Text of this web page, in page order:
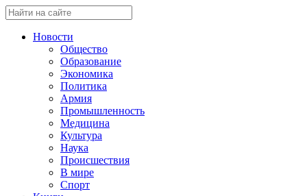
Новости
Общество
Образование
Экономика
Политика
Армия
Промышленность
Медицина
Культура
Наука
Происшествия
В мире
Спорт